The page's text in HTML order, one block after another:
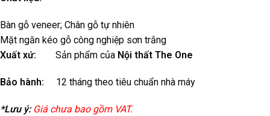
Bàn gỗ veneer; Chân gỗ tự nhiên
Mặt ngăn kéo gỗ công nghiệp sơn trắng
Xuất xứ:
Sản phẩm của Nội thất The One
Bảo hành: 12 tháng theo tiêu chuẩn nhà máy
*Lưu ý: Giá chưa bao gồm VAT.